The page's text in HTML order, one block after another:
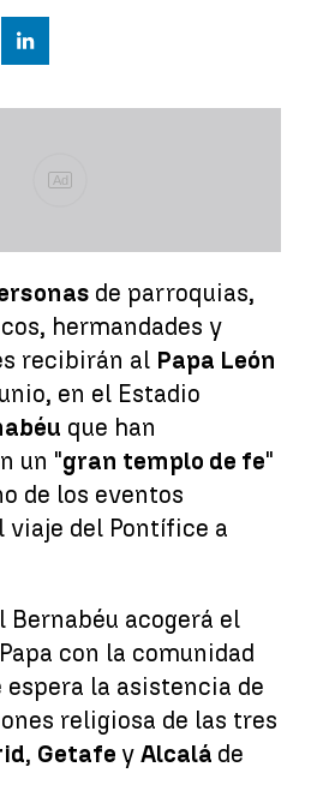
Ad
de parroquias,
hermandades y
recibirán al Papa León
en el Estadio
que han
un "gran templo de fe"
de los eventos
viaje del Pontífice a
Bernabéu acogerá el
con la comunidad
espera la asistencia de
religiosa de las tres
, Getafe y Alcalá de